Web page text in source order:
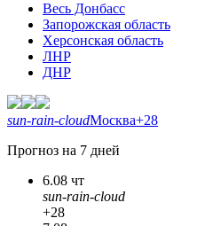
Весь Донбасс
Запорожская область
Херсонская область
ЛНР
ДНР
sun-rain-cloudМосква+28
Прогноз на 7 дней
6.08 чт
sun-rain-cloud
+28